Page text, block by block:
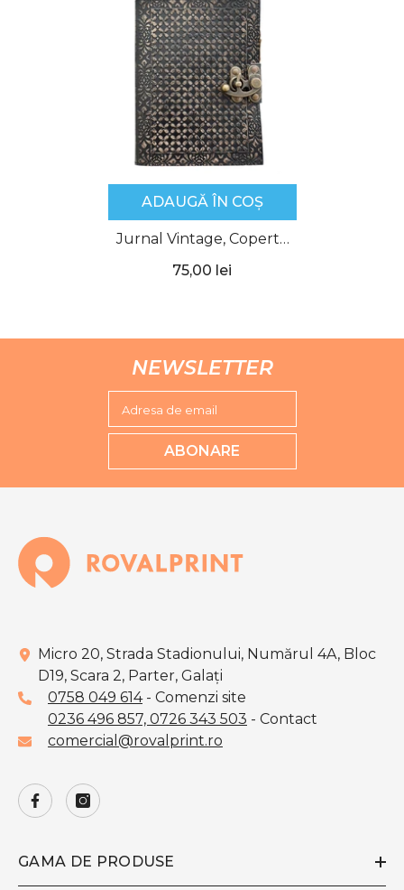
ADAUGĂ ÎN COȘ
Jurnal Vintage, Copertă
Piele Naturală, KDL-403,
75,00 lei
NEWSLETTER
Adresa de email
ABONARE
Micro 20, Strada Stadionului, Numărul 4A, Bloc
D19, Scara 2, Parter, Galaţi
0758 049 614- Comenzi site
0236 496 857, 0726 343 503 - Contact
comercial@rovalprint.ro
GAMA DE PRODUSE